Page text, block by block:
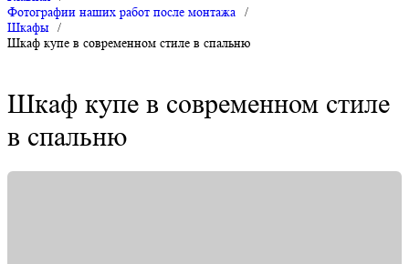
Фотографии наших работ после монтажа
/
Шкафы
/
Шкаф купе в современном стиле в спальню
Шкаф купе в современном стиле
в спальню